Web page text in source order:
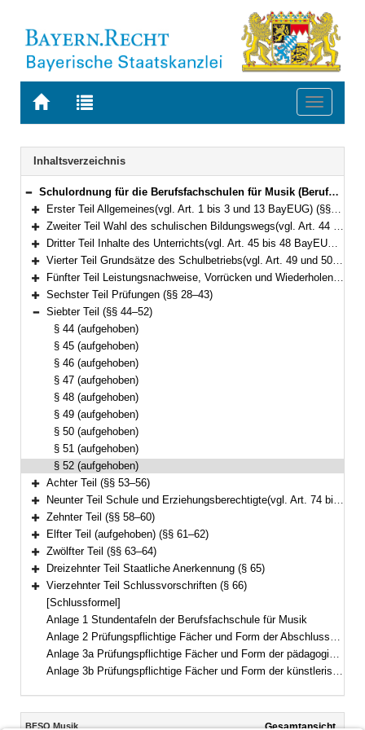
Zur
BAYERN.RECHT
Zur
letzten
Suche
Toggle
Navigation
Inhaltsverzeichnis
Bereich reduzieren
Schulordnung für die Berufsfachschulen für Musik (Berufsfachschulordnung Musik – BFSO Musik) Vom 30. September 2008 (GVBl. S. 806) BayRS 2236-4-1-3-K (§§ 1–66)
Bereich erweitern
Erster Teil Allgemeines(vgl. Art. 1 bis 3 und 13 BayEUG) (§§ 1–2)
Bereich erweitern
Zweiter Teil Wahl des schulischen Bildungswegs(vgl. Art. 44 BayEUG) (§§ 3–8)
Bereich erweitern
Dritter Teil Inhalte des Unterrichts(vgl. Art. 45 bis 48 BayEUG) (§§ 9–10)
Bereich erweitern
Vierter Teil Grundsätze des Schulbetriebs(vgl. Art. 49 und 50 BayEUG) (§§ 11–18)
Bereich erweitern
Fünfter Teil Leistungsnachweise, Vorrücken und Wiederholen, Zeugnisse (§§ 19–27)
Bereich erweitern
Sechster Teil Prüfungen (§§ 28–43)
Bereich reduzieren
Siebter Teil (§§ 44–52)
§ 44 (aufgehoben)
§ 45 (aufgehoben)
§ 46 (aufgehoben)
§ 47 (aufgehoben)
§ 48 (aufgehoben)
§ 49 (aufgehoben)
§ 50 (aufgehoben)
§ 51 (aufgehoben)
§ 52 (aufgehoben)
Bereich erweitern
Achter Teil (§§ 53–56)
Bereich erweitern
Neunter Teil Schule und Erziehungsberechtigte(vgl. Art. 74 bis 76 BayEUG) (§ 57)
Bereich erweitern
Zehnter Teil (§§ 58–60)
Bereich erweitern
Elfter Teil (aufgehoben) (§§ 61–62)
Bereich erweitern
Zwölfter Teil (§§ 63–64)
Bereich erweitern
Dreizehnter Teil Staatliche Anerkennung (§ 65)
Bereich erweitern
Vierzehnter Teil Schlussvorschriften (§ 66)
[Schlussformel]
Anlage 1 Stundentafeln der Berufsfachschule für Musik
Anlage 2 Prüfungspflichtige Fächer und Form der Abschlussprüfung der zweijährigen Ausbildung
Anlage 3a Prüfungspflichtige Fächer und Form der pädagogischen Zusatzprüfung
Anlage 3b Prüfungspflichtige Fächer und Form der künstlerischen Zusatzprüfung
Inhalt
BFSO Musik Gesamtansicht